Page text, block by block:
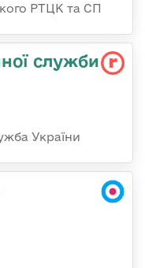
РТЦК та СП
служби
України